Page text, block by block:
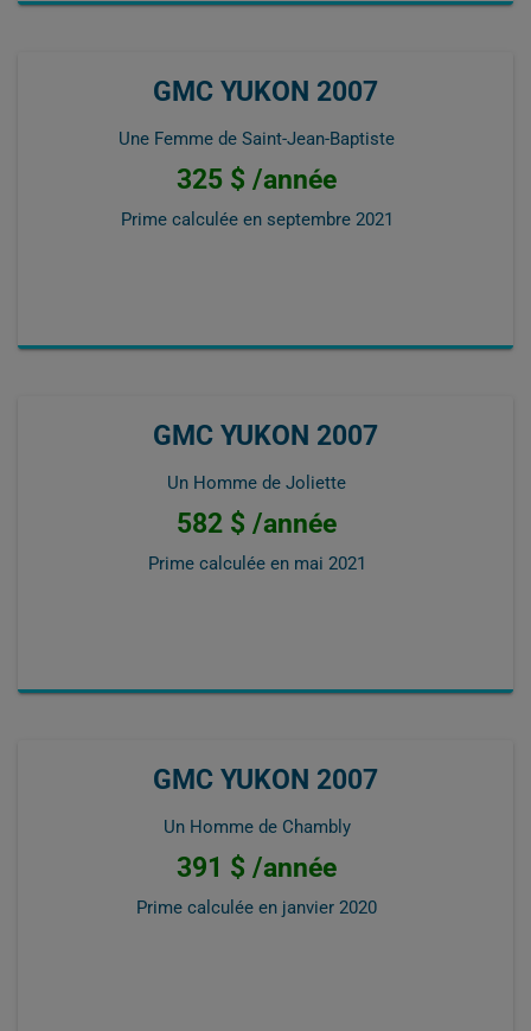
GMC YUKON 2007
Une Femme de Saint-Jean-Baptiste
325 $ /année
Prime calculée en septembre 2021
GMC YUKON 2007
Un Homme de Joliette
582 $ /année
Prime calculée en mai 2021
GMC YUKON 2007
Un Homme de Chambly
391 $ /année
Prime calculée en janvier 2020